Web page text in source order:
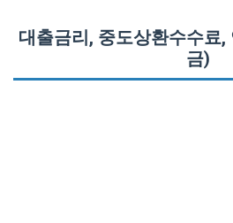
대출금리, 중도상환수수료
금)